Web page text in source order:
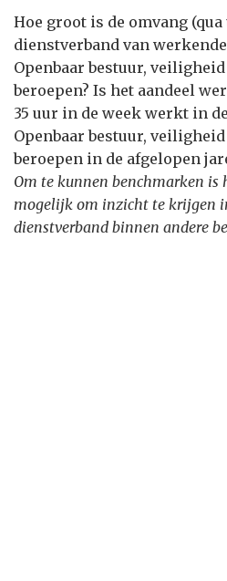
Hoe groot is de omvang
dienstverband van
Openbaar bestuur,
beroepen? Is het aandeel
35 uur in de week werkt in
Openbaar bestuur,
beroepen in de afgelopen
Om te kunnen benchmarken is
mogelijk om inzicht te krijgen
dienstverband binnen andere